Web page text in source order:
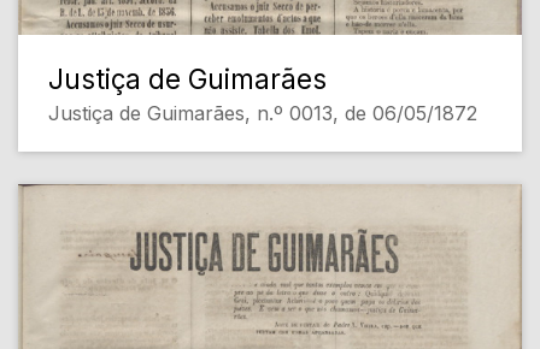
Justiça de Guimarães
Justiça de Guimarães, n.º 0013, de 06/05/1872